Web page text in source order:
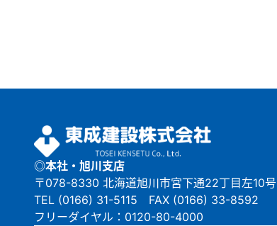
◎本社・旭川支店
〒078-8330 北海道旭川市宮下通22丁目左10号
TEL (0166) 31-5115 FAX (0166) 33-8592
フリーダイヤル：0120-80-4000